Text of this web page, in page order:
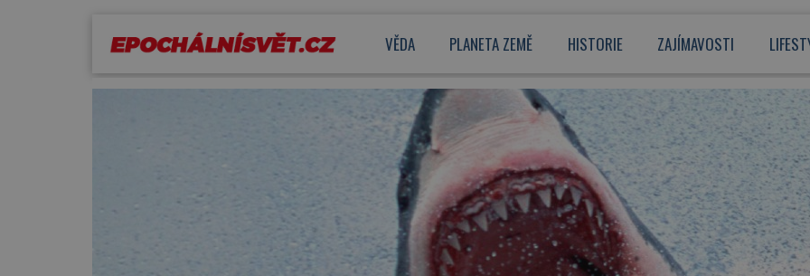
VĚDA PLANETA ZEMĚ HISTORIE ZAJÍMAVOSTI